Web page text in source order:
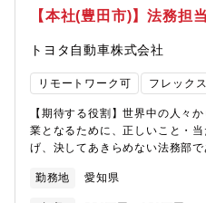
金制度あり■テレワーク週2~3回
度あり■カオナビ導入※社員の個
トマネジメントシステム【福利
社内規定による■住宅手当：有り
負担させて頂きます。（※上限金
円/月■引越し費用負担有り■カフ
シュ休暇：入社10年以降の5年
を横断的に支える基盤をつくる
景】現在、組織規模は約100名
大および新規サービスの連続的
実現に向けた事業拡大を目指し
支えるため、3年後に200名体制
ことが不可欠です。本ポジショ
大フェーズにおいて、経営陣と
の策定から実行までを包括して
の募集です。【主な業務内容】
ドしていただきます。マネーフ
【本社(豊田市)】法務担
トヨタ自動車株式会社
リモートワーク可 フレック
【期待する役割】世界中の人々
業となるために、正しいこと・
げ、決してあきらめない法務部
を法務面からタイムリーにサポ
部として高い付加価値を追求し
勤務地 愛知県